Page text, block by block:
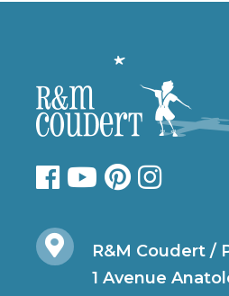
R&M Coudert /
1 Avenue